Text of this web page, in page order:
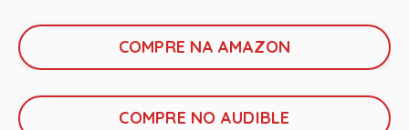
COMPRE NA AMAZON
COMPRE NO AUDIBLE